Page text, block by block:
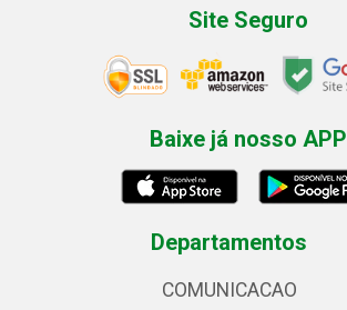
Site Seguro
Baixe já nosso APP
Departamentos
COMUNICACAO